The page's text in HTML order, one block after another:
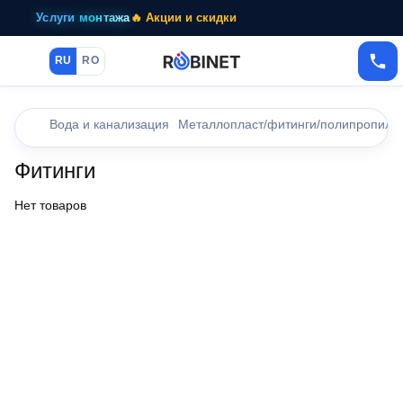
Услуги монтажа🔥 Акции и скидки
RU RO
Вода и канализация Металлопласт/фитинги/
Фитинги
Нет товаров